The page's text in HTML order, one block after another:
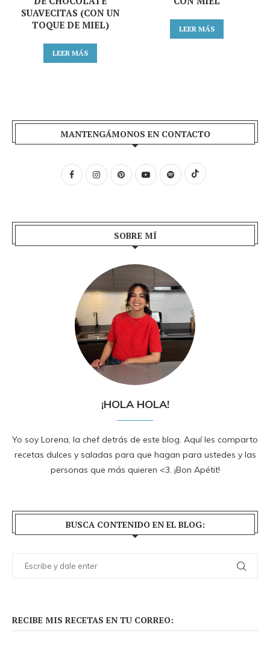
SUAVECITAS (CON UN
TOQUE DE MIEL)
LEER MÁS
LEER MÁS
MANTENGÁMONOS EN CONTACTO
SOBRE MÍ
¡HOLA HOLA!
Yo soy Lorena, la chef detrás de este blog. Aquí les comparto
recetas dulces y saladas para que hagan para ustedes y las
personas que más quieren <3. ¡Bon Apétit!
BUSCA CONTENIDO EN EL BLOG:
RECIBE MIS RECETAS EN TU CORREO: